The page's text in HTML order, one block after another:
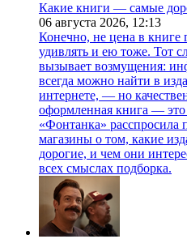
Какие книги — самые
06 августа 2026, 12:13
Конечно, не цена в
удивлять и ею тоже. Тот
вызывает возмущения:
всегда можно найти в
интернете, — но
оформленная книга — это
«Фонтанка» расспросила
магазины о том, какие
дорогие, и чем они
всех смыслах подборка.